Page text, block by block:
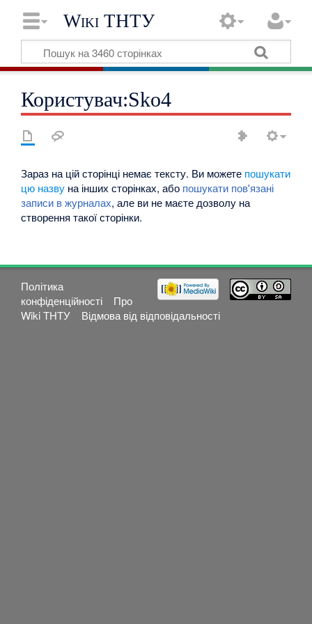
Wiki ТНТУ
Користувач:Sko4
Зараз на цій сторінці немає тексту. Ви можете пошукати
цю назву на інших сторінках, або пошукати пов'язані
записи в журналах, але ви не маєте дозволу на
створення такої сторінки.
Політика
конфіденційності
Про
Wiki ТНТУ
Відмова від відповідальності